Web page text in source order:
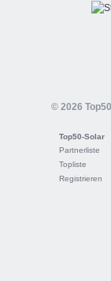
© 2026
Top50-Solar
Partnerliste
Topliste
Registrieren